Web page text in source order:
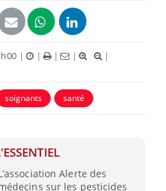
| | | |
|
soignants santé
Alerte des
sur les pesticides